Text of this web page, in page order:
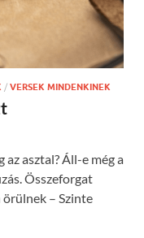
/ VERSEK MINDENKINEK
asztal? Áll-e még a
Összeforgat
örülnek – Szinte